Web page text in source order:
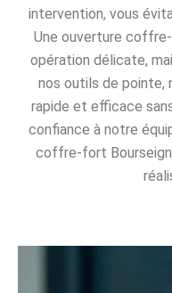
intervention, vous
Une ouverture
opération délicate,
nos outils de pointe,
rapide et efficace
confiance à notre
coffre-fort